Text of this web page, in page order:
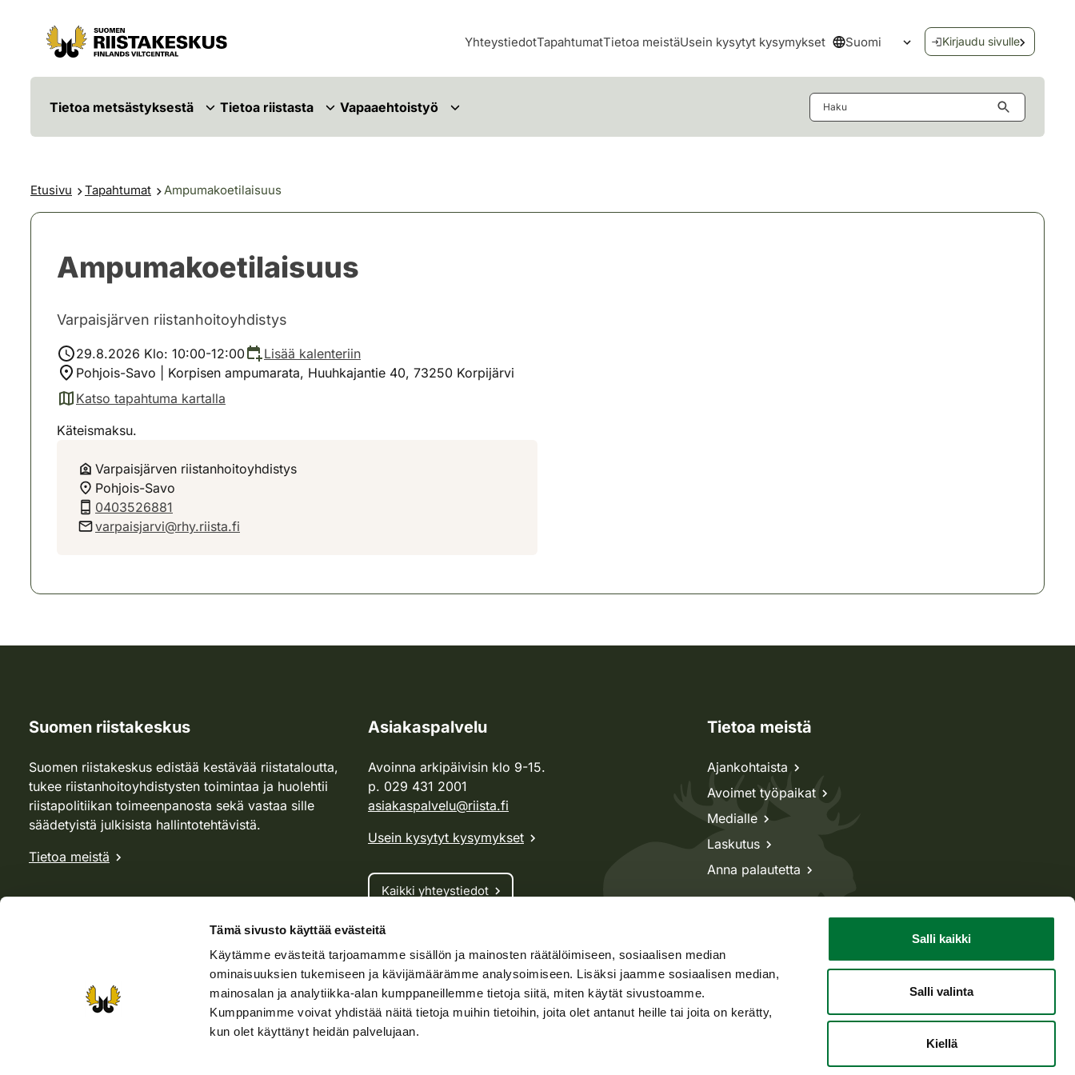
Tämä sivusto käyttää evästeitä
Käytämme evästeitä tarjoamamme sisällön ja mainosten räätälöimiseen, sosiaalisen median
ominaisuuksien tukemiseen ja kävijämäärämme analysoimiseen. Lisäksi jaamme sosiaalisen median,
mainosalan ja analytiikka-alan kumppaneillemme tietoja siitä, miten käytät sivustoamme.
Kumppanimme voivat yhdistää näitä tietoja muihin tietoihin, joita olet antanut heille tai joita on kerätty,
kun olet käyttänyt heidän palvelujaan.
Salli kaikki
Salli valinta
Kiellä
Siirry sisältöön
Siirry sivustokarttaan
YhteystiedotTapahtumatTietoa meistäUsein kysytyt kysymykset Suomi
Avaa kielivalikko
Kirjaudu sivulle
Tietoa metsästyksestä Tietoa riistasta Vapaaehtoistyö
Etusivu Tapahtumat Ampumakoetilaisuus
Ampumakoetilaisuus
Varpaisjärven riistanhoitoyhdistys
29.8.2026 Klo: 10:00-12:00
Lisää kalenteriin
Pohjois-Savo | Korpisen ampumarata, Huuhkajantie 40, 73250 Korpijärvi
Katso tapahtuma kartalla
(avautuu uuteen välilehteen)
Käteismaksu.
Varpaisjärven riistanhoitoyhdistys
Pohjois-Savo
0403526881
varpaisjarvi@rhy.riista.fi
Suomen riistakeskus
Suomen riistakeskus edistää kestävää riistataloutta,
tukee riistanhoitoyhdistysten toimintaa ja huolehtii
riistapolitiikan toimeenpanosta sekä vastaa sille
säädetyistä julkisista hallintotehtävistä.
Tietoa meistä
Asiakaspalvelu
Avoinna arkipäivisin klo 9-15.
p. 029 431 2001
asiakaspalvelu@riista.fi
Usein kysytyt kysymykset
Kaikki yhteystiedot
Metsästyskortti-asiat
Oma riista -asiat
Lupa-asiat
Tietoa meistä
Ajankohtaista
Avoimet työpaikat
Medialle
Laskutus
Anna palautetta